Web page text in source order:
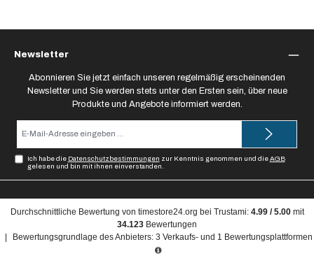
Durchschnittliche Bewertung von timestore24.org bei Trustami: 4.99/5.00mit
34.123 Bewertungen
|
Bewertungsgrundlage des Anbieters: 3 Verkaufs- und 1 Bewertungsplattformen
Newsletter
Abonnieren Sie jetzt einfach unseren regelmäßig erscheinenden
Newsletter und Sie werden stets unter den Ersten sein, über neue
Produkte und Angebote informiert werden.
Ich habe die Datenschutzbestimmungen zur Kenntnis genommen und dieAGB
gelesen und bin mit ihnen einverstanden.